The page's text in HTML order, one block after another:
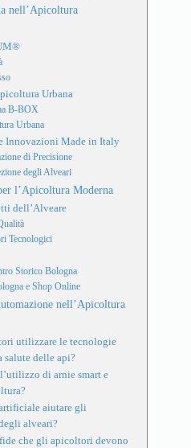
nell’Apicoltura
Urbana
B-BOX
Urbana
Innovazioni Made in Italy
di Precisione
degli Alveari
l’Apicoltura Moderna
dell’Alveare
Tecnologici
Storico Bologna
e Shop Online
nell’Apicoltura
utilizzare le tecnologie
salute delle api?
di arnie smart e
aiutare gli
alveari?
che gli apicoltori devono